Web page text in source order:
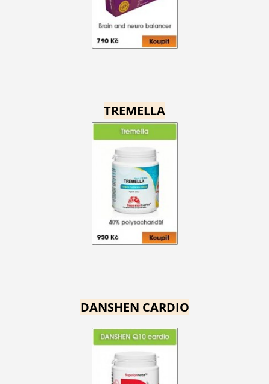
TREMELLA
DANSHEN CARDIO